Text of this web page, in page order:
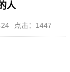
人
点击：1447